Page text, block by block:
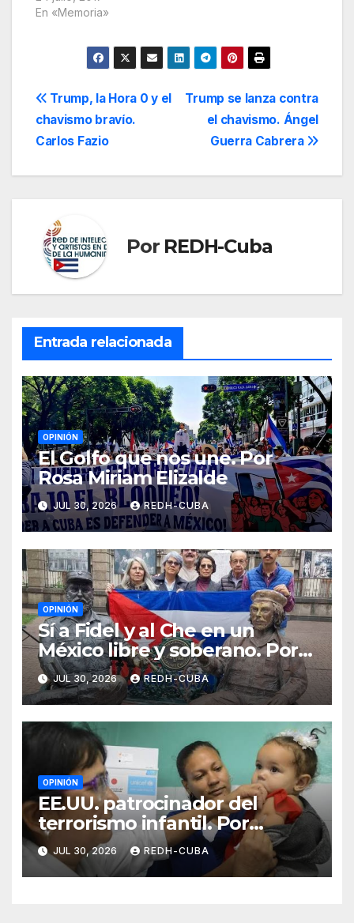
En «Memoria»
Navegación
de
entradas
Trump se lanza contra
el chavismo. Ángel
Guerra Cabrera
Trump, la Hora 0 y el
chavismo bravío.
Carlos Fazio
Por REDH-Cuba
Entrada relacionada
OPINIÓN
El Golfo que nos une. Por
Rosa Miriam Elizalde
JUL 30, 2026 REDH-CUBA
OPINIÓN
Sí a Fidel y al Che en un
México libre y soberano. Por
Luis Manuel Arce Issac
JUL 30, 2026 REDH-CUBA
OPINIÓN
EE.UU. patrocinador del
terrorismo infantil. Por
Ramón Pedregal Casanova
JUL 30, 2026 REDH-CUBA